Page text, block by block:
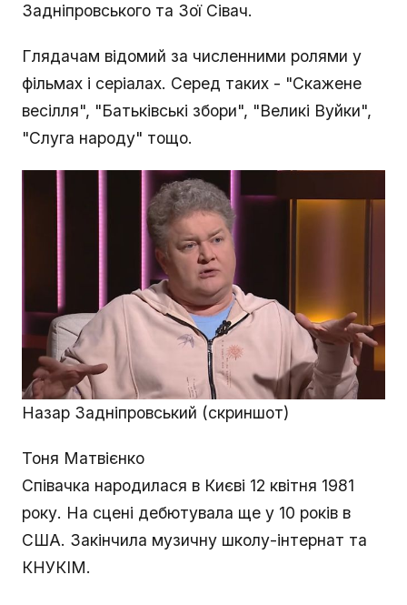
Задніпровського та Зої Сівач.
Глядачам відомий за численними ролями у
фільмах і серіалах. Серед таких - "Скажене
весілля", "Батьківські збори", "Великі Вуйки",
"Слуга народу" тощо.
Назар Задніпровський (скриншот)
Тоня Матвієнко
Співачка народилася в Києві 12 квітня 1981
року. На сцені дебютувала ще у 10 років в
США. Закінчила музичну школу-інтернат та
КНУКІМ.